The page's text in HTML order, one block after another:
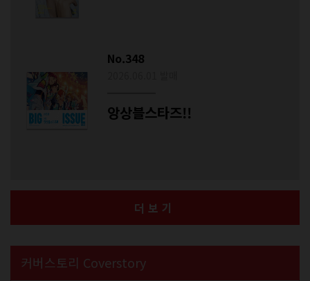
No.348
앙상블스타즈!!
더보기
커버스토리 Coverstory